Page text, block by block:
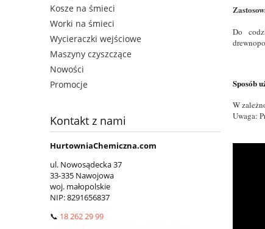
Kosze na śmieci
Worki na śmieci
Wycieraczki wejściowe
Maszyny czyszczące
Nowości
Promocje
Kontakt z nami
HurtowniaChemiczna.com
ul. Nowosądecka 37
33-335 Nawojowa
woj. małopolskie
NIP:8291656837
📞 18 262 29 99
Do
Sposób
W
Uwaga: